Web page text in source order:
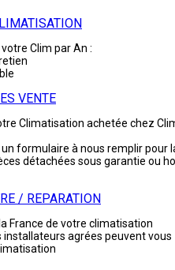
Clim par An :
VENTE
Climatisation achetée chez
formulaire à nous remplir pour
détachées sous garantie ou
/ REPARATION
France de votre climatisation
installateurs agrées peuvent vous